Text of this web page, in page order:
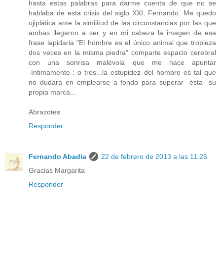
hasta estas palabras para darme cuenta de que no se
hablaba de esta crisis del siglo XXI, Fernando. Me quedo
ojiplática ante la similitud de las circunstancias por las que
ambas llegaron a ser y en mi cabeza la imagen de esa
frase lapidaria "El hombre es el único animal que tropieza
dos veces en la misma piedra" comparte espacio cerebral
con una sonrisa malévola que me hace apuntar
-íntimamente-: o tres...la estupidez del hombre es tal que
no dudará en emplearse a fondo para superar -ésta- su
propia marca...
Abrazotes
Responder
Fernando Abadia
22 de febrero de 2013 a las 11:26
Gracias Margarita
Responder